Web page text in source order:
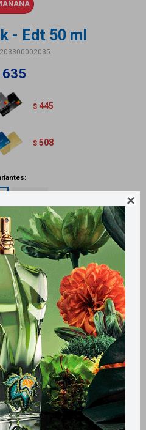

- Edt 50 ml
635
$ 445
$ 508
y costos de envío
en tiendas
pueden interesar